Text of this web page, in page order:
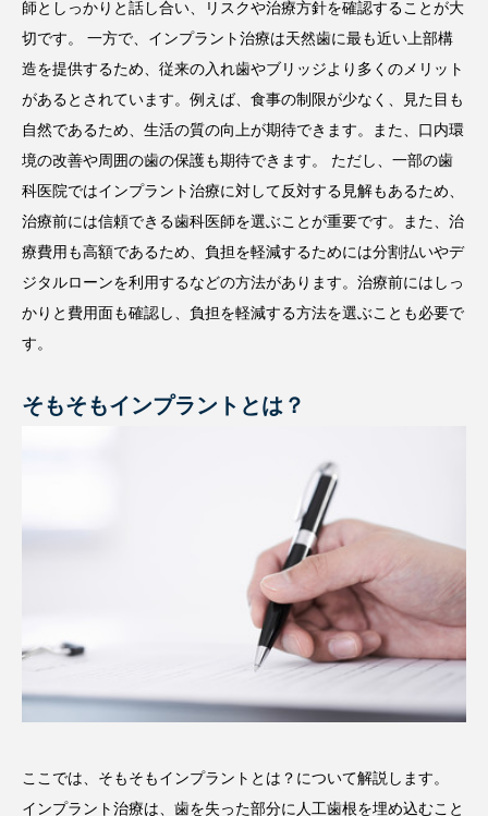
師としっかりと話し合い、リスクや治療方針を確認することが大
切です。 一方で、インプラント治療は天然歯に最も近い上部構
造を提供するため、従来の入れ歯やブリッジより多くのメリット
があるとされています。例えば、食事の制限が少なく、見た目も
自然であるため、生活の質の向上が期待できます。また、口内環
境の改善や周囲の歯の保護も期待できます。 ただし、一部の歯
科医院ではインプラント治療に対して反対する見解もあるため、
治療前には信頼できる歯科医師を選ぶことが重要です。また、治
療費用も高額であるため、負担を軽減するためには分割払いやデ
ジタルローンを利用するなどの方法があります。治療前にはしっ
かりと費用面も確認し、負担を軽減する方法を選ぶことも必要で
す。
そもそもインプラントとは？
ここでは、そもそもインプラントとは？について解説します。
インプラント治療は、歯を失った部分に人工歯根を埋め込むこと